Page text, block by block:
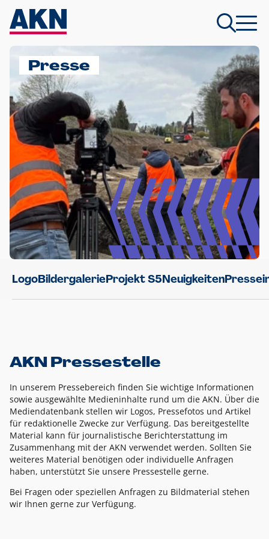
Presse
LogoBildergalerieProjekt S5Neuigkeiten
AKN Pressestelle
In unserem Pressebereich finden Sie wichtige Informationen
sowie ausgewählte Medieninhalte rund um die AKN. Über die
Mediendatenbank stellen wir Logos, Pressefotos und Artikel
für redaktionelle Zwecke zur Verfügung. Das bereitgestellte
Material kann für journalistische Berichterstattung im
Zusammenhang mit der AKN verwendet werden. Sollten Sie
weiteres Material benötigen oder individuelle Anfragen
haben, unterstützt Sie unsere Pressestelle gerne.
Bei Fragen oder speziellen Anfragen zu Bildmaterial stehen
wir Ihnen gerne zur Verfügung.